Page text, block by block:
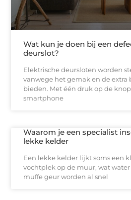
Wat kun je doen bij een
deurslot?
Elektrische deursloten worden
vanwege het gemak en de
bieden. Met één druk op de
smartphone
Waarom je een specialist
lekke kelder
Een lekke kelder lijkt soms een
vochtplek op de muur, wat water
muffe geur worden al snel